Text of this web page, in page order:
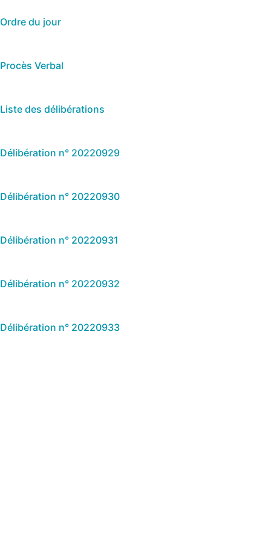
Ordre du jour
Procès Verbal
Liste des délibérations
Délibération n° 20220929
Délibération n° 20220930
Délibération n° 20220931
Délibération n° 20220932
Délibération n° 20220933